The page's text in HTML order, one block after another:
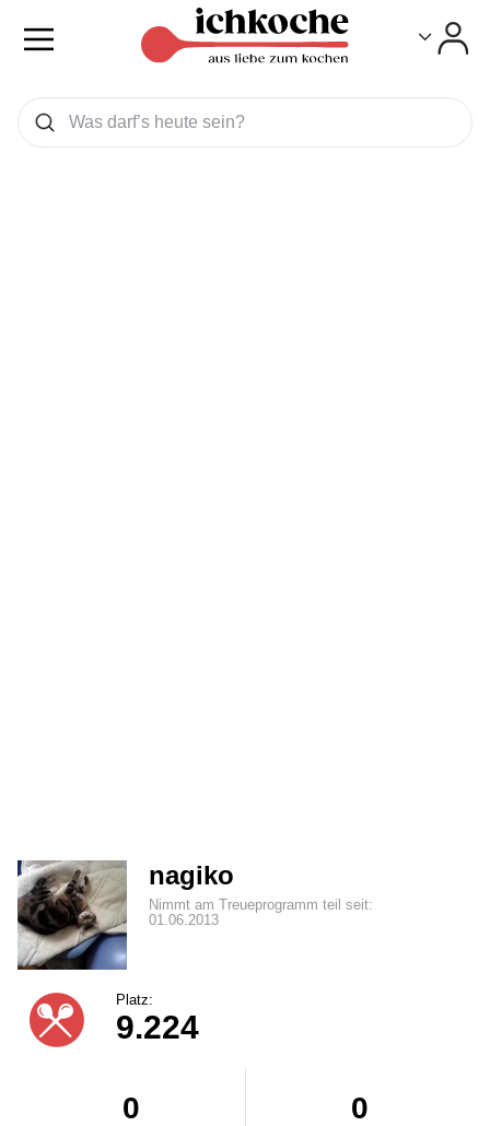
Was wollen Sie suchen
Suchen
nagiko
Nimmt am Treueprogramm teil seit:
01.06.2013
Platz:
9.224
0 0